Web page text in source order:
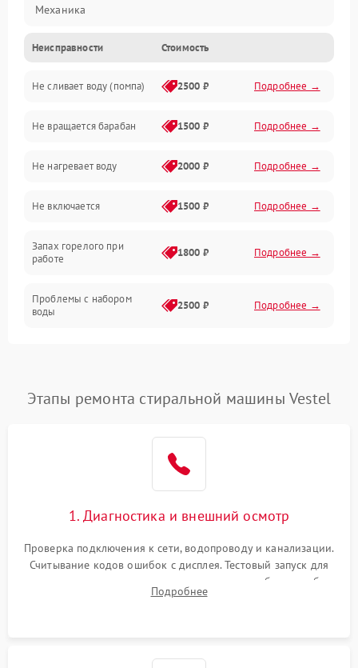
Механика
Электропитание
Водоснабжение
Слив
Программное обеспечение
Неисправности Стоимость
Не сливает воду (помпа) 2500 ₽ Подробнее →
Не вращается барабан 1500 ₽ Подробнее →
Не нагревает воду 2000 ₽ Подробнее →
Не включается 1500 ₽ Подробнее →
Запах горелого при
работе
1800 ₽ Подробнее →
Проблемы с набором
воды
2500 ₽ Подробнее →
Замена платы управления Подробнее →
Этапы ремонта стиральной машины Vestel
1. Диагностика и внешний осмотр
Проверка подключения к сети, водопроводу и канализации.
Считывание кодов ошибок с дисплея. Тестовый запуск для
выявления посторонних шумов, протечек или сбоев в работе
электронного модуля управления.
Подробнее